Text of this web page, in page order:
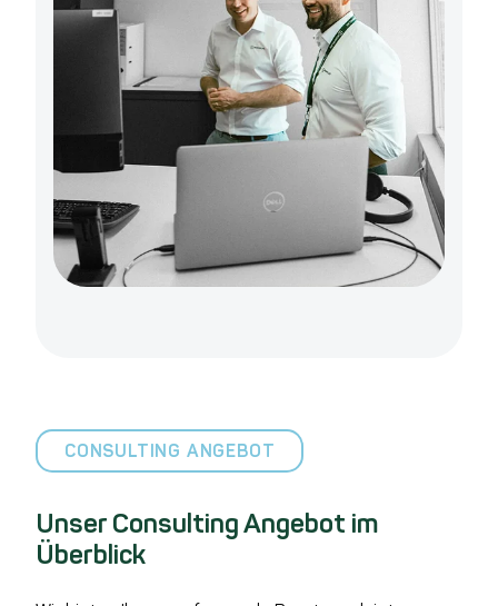
CONSULTING ANGEBOT
Unser Consulting Angebot im
Überblick